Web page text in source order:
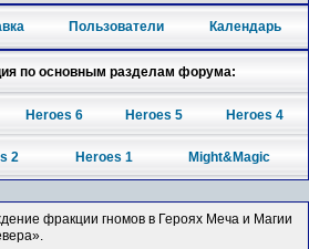
Пользователи Календарь
по основным разделам форума:
Heroes 6 Heroes 5 Heroes 4
2 Heroes 1 Might&Magic
фракции гномов в Героях Меча и Магии